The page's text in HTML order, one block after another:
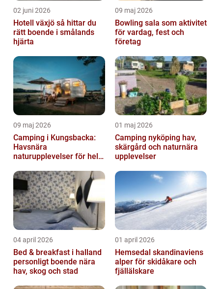
02 juni 2026
Hotell växjö så hittar du
rätt boende i smålands
hjärta
09 maj 2026
Bowling sala som aktivitet
för vardag, fest och
företag
09 maj 2026
Camping i Kungsbacka:
Havsnära
naturupplevelser för hela
01 maj 2026
Camping nyköping hav,
skärgård och naturnära
upplevelser
04 april 2026
Bed & breakfast i halland
personligt boende nära
hav, skog och stad
01 april 2026
Hemsedal skandinaviens
alper för skidåkare och
fjällälskare